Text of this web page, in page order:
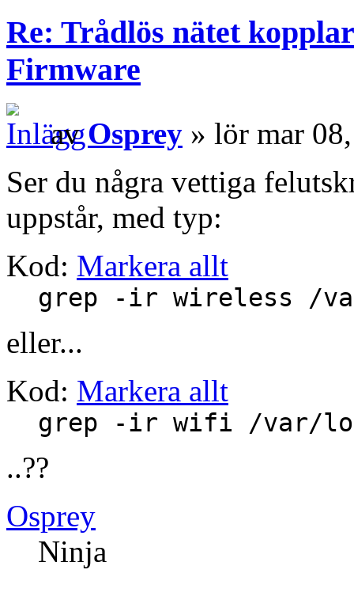
Re: Trådlös nätet
Firmware
avOsprey » lör mar
Ser du några vettiga
uppstår, med typ:
Kod: Markera allt
grep -ir wireless /
eller...
Kod: Markera allt
grep -ir wifi /var/
..??
Osprey
Ninja